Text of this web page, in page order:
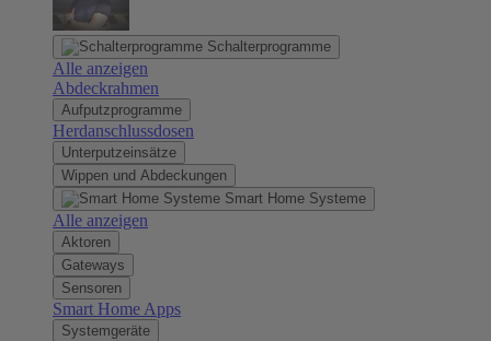
Schalterprogramme
Alle anzeigen
Abdeckrahmen
Aufputzprogramme
Herdanschlussdosen
Unterputzeinsätze
Wippen und Abdeckungen
Smart Home Systeme
Alle anzeigen
Aktoren
Gateways
Sensoren
Smart Home Apps
Systemgeräte